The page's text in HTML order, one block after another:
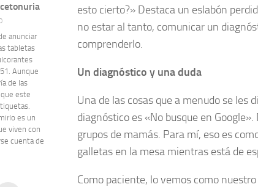
esto cierto?» Destaca un eslabón
no estar al tanto, comunicar un
comprenderlo.
Un diagnóstico y una duda
Una de las cosas que a menudo se les
diagnóstico es «No busque en
grupos de mamás. Para mí, eso es
galletas en la mesa mientras está de
Como paciente, lo vemos como
anunciar
tabletas
Aunque
de las
este
es un
viven con
cuenta de